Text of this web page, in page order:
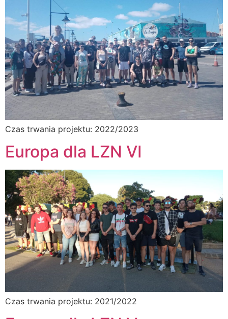
Czas trwania projektu: 2022/2023
Europa dla LZN VI
Czas trwania projektu: 2021/2022